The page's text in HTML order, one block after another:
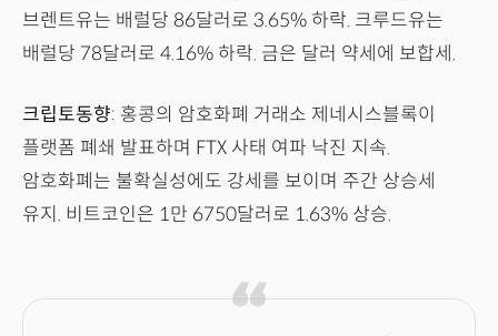
브렌트유는 배럴당 86달러로 3.65% 하락. 크루드유는
배럴당 78달러로 4.16% 하락. 금은 달러 약세에 보합세.
크립토동향: 홍콩의 암호화폐 거래소 제네시스블록이
플랫폼 폐쇄 발표하며 FTX 사태 여파 낙진 지속.
암호화폐는 불확실성에도 강세를 보이며 주간 상승세
유지. 비트코인은 1만 6750달러로 1.63% 상승.